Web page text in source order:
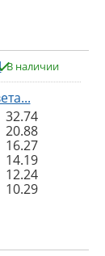
В наличии
32.74
20.88
16.27
14.19
12.24
10.29